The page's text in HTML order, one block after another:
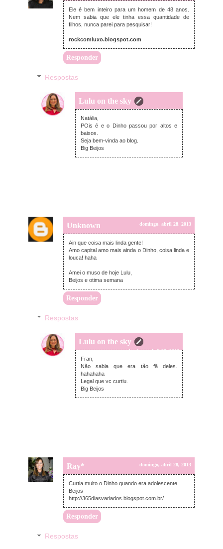
Ele é bem inteiro para um homem de 48 anos.
Nem sabia que ele tinha essa quantidade de
filhos, nunca parei para pesquisar!
rockcomluxo.blogspot.com
Responder
Respostas
Lulu on the sky
domingo, abril 28, 2013
Natália,
POis é e o Dinho passou por altos e
baixos.
Seja bem-vinda ao blog.
Big Beijos
Unknown domingo, abril 28, 2013
Ain que coisa mais linda gente!
Amo capital amo mais ainda o Dinho, coisa linda e
louca! haha
Amei o muso de hoje Lulu,
Beijos e otima semana
Responder
Respostas
Lulu on the sky
domingo, abril 28, 2013
Fran,
Não sabia que era tão fã deles.
hahahaha
Legal que vc curtiu.
Big Beijos
Ray* domingo, abril 28, 2013
Curtia muito o Dinho quando era adolescente.
Beijos
http://365diasvariados.blogspot.com.br/
Responder
Respostas